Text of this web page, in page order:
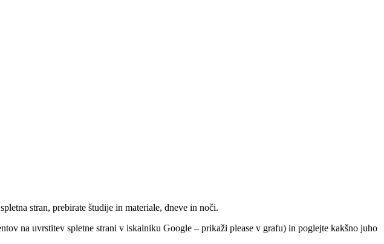
stran, prebirate študije in materiale, dneve in noči.
na uvrstitev spletne strani v iskalniku Google – prikaži please v grafu) in poglejte kakšno juho